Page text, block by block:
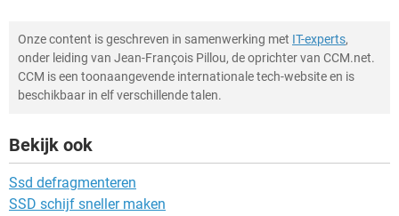
Onze content is geschreven in samenwerking met IT-experts,
onder leiding van Jean-François Pillou, de oprichter van CCM.net.
CCM is een toonaangevende internationale tech-website en is
beschikbaar in elf verschillende talen.
Bekijk ook
Ssd defragmenteren
SSD schijf sneller maken